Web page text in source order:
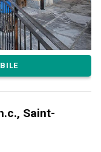
Saint-